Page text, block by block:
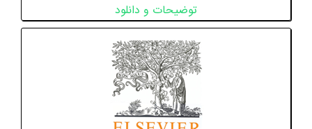
توضیحات و دانلود